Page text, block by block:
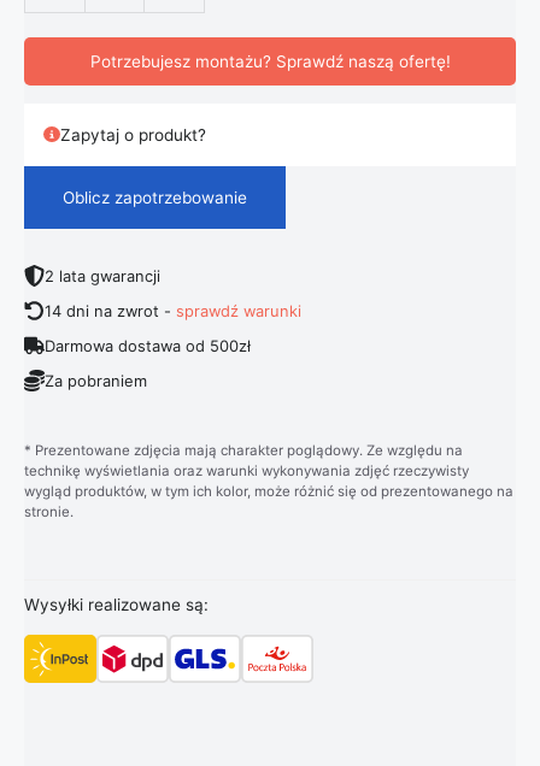
Potrzebujesz montażu? Sprawdź naszą ofertę!
Zapytaj o produkt?
Oblicz zapotrzebowanie
2 lata gwarancji
14 dni na zwrot -sprawdź warunki
Darmowa dostawa od 500zł
Za pobraniem
* Prezentowane zdjęcia mają charakter poglądowy. Ze względu na
technikę wyświetlania oraz warunki wykonywania zdjęć rzeczywisty
wygląd produktów, w tym ich kolor, może różnić się od prezentowanego na
stronie.
Wysyłki realizowane są: